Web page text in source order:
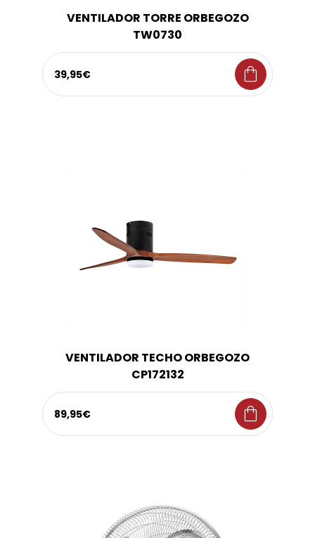
VENTILADOR TORRE ORBEGOZO
TW0730
39,95€ shopping_bag
VENTILADOR TECHO ORBEGOZO
CP172132
89,95€ shopping_bag